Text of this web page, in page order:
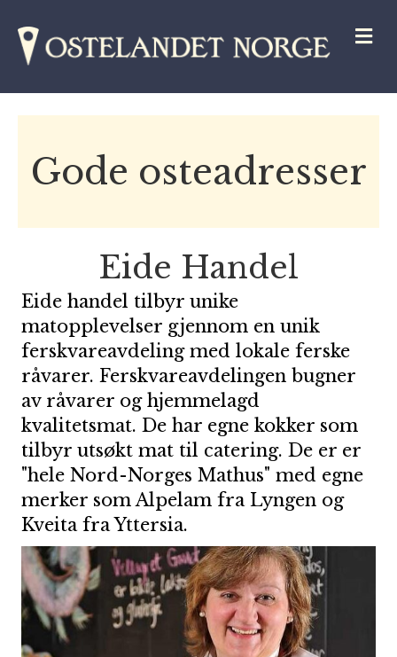
Gode osteadresser
Eide Handel
Eide handel tilbyr unike
matopplevelser gjennom en unik
ferskvareavdeling med lokale ferske
råvarer. Ferskvareavdelingen bugner
av råvarer og hjemmelagd
kvalitetsmat. De har egne kokker som
tilbyr utsøkt mat til catering. De er er
"hele Nord-Norges Mathus" med egne
merker som Alpelam fra Lyngen og
Kveita fra Yttersia.